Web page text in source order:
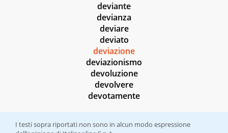
deviante
devianza
deviare
deviato
deviazione
deviazionismo
devoluzione
devolvere
devotamente
I testi sopra riportati non sono in alcun modo espressione